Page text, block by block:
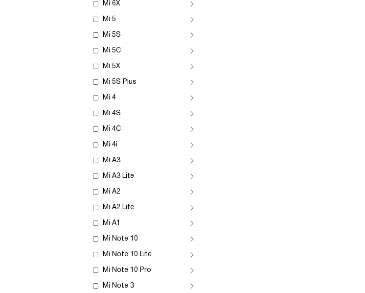
Mi 6X
Mi 5
Mi 5S
Mi 5C
Mi 5X
Mi 5S Plus
Mi 4
Mi 4S
Mi 4C
Mi 4i
Mi A3
Mi A3 Lite
Mi A2
Mi A2 Lite
Mi A1
Mi Note 10
Mi Note 10 Lite
Mi Note 10 Pro
Mi Note 3